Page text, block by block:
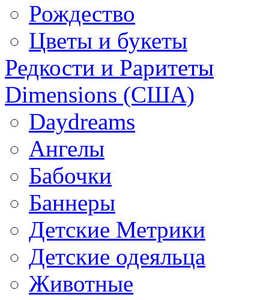
Рождество
Цветы и букеты
Редкости и Раритеты
Dimensions (США)
Daydreams
Ангелы
Бабочки
Баннеры
Детские Метрики
Детские одеяльца
Животные